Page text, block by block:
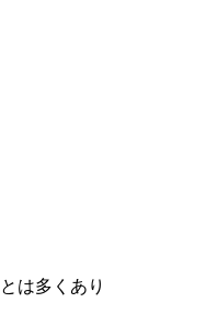
は多くあり